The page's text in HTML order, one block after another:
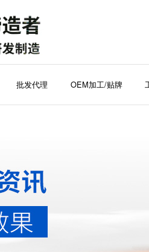
批发代理 OEM加工/贴牌